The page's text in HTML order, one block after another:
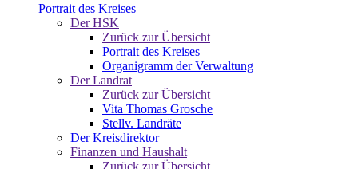
Portrait des Kreises
Der HSK
Zurück zur Übersicht
Portrait des Kreises
Organigramm der Verwaltung
Der Landrat
Zurück zur Übersicht
Vita Thomas Grosche
Stellv. Landräte
Der Kreisdirektor
Finanzen und Haushalt
Zurück zur Übersicht